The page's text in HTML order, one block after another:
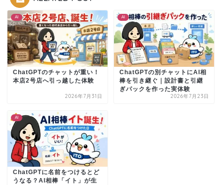
AI
ChatGPTのチャットが重い！
本店2号店へ引っ越した体験
2026年7月31日
AI
ChatGPTの別チャットにAI相
棒を引き継ぐ｜設計書と引継
ぎパックを作った実体験
2026年7月23日
AI
ChatGPTに名前をつけるとど
うなる？AI相棒「イト」が生